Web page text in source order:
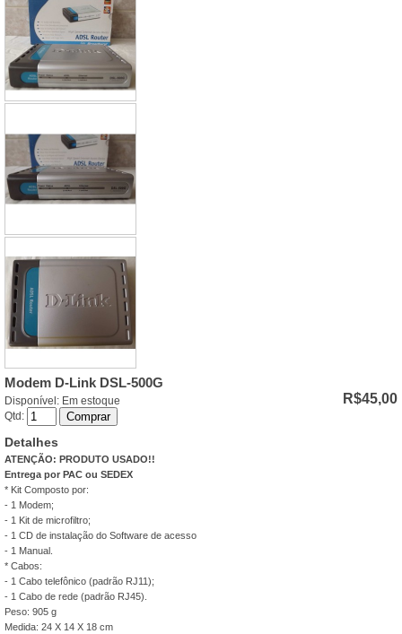
Modem D-Link DSL-500G
Disponível: Em estoque R$45,00
Qtd: Comprar
Detalhes
ATENÇÃO: PRODUTO USADO!!
Entrega por PAC ou SEDEX
* Kit Composto por:
- 1 Modem;
- 1 Kit de microfiltro;
- 1 CD de instalação do Software de acesso
- 1 Manual.
* Cabos:
- 1 Cabo telefônico (padrão RJ11);
- 1 Cabo de rede (padrão RJ45).
Peso: 905 g
Medida: 24 X 14 X 18 cm